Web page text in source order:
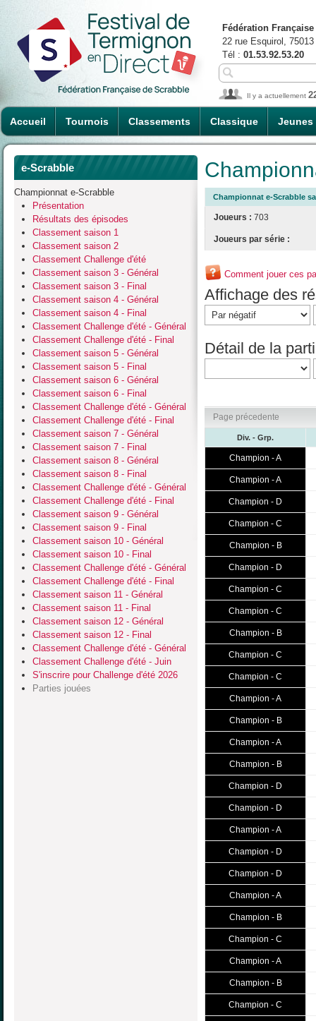
Accueil Tournois Classements Classique Jeunes
Fédération
22 rue Esquirol,
Tél : 01.53.92.53.20
Il y a actuellement
e-Scrabble
Championnat e-Scrabble
Présentation
Résultats des épisodes
Classement saison 1
Classement saison 2
Classement Challenge d'été
Classement saison 3 - Général
Classement saison 3 - Final
Classement saison 4 - Général
Classement saison 4 - Final
Classement Challenge d'été - Général
Classement Challenge d'été - Final
Classement saison 5 - Général
Classement saison 5 - Final
Classement saison 6 - Général
Classement saison 6 - Final
Classement Challenge d'été - Général
Classement Challenge d'été - Final
Classement saison 7 - Général
Classement saison 7 - Final
Classement saison 8 - Général
Classement saison 8 - Final
Classement Challenge d'été - Général
Classement Challenge d'été - Final
Classement saison 9 - Général
Classement saison 9 - Final
Classement saison 10 - Général
Classement saison 10 - Final
Classement Challenge d'été - Général
Classement Challenge d'été - Final
Classement saison 11 - Général
Classement saison 11 - Final
Classement saison 12 - Général
Classement saison 12 - Final
Classement Challenge d'été - Général
Classement Challenge d'été - Juin
S'inscrire pour Challenge d'été 2026
Parties jouées
Championnat e-Scrabble
Joueurs : 703
Joueurs par série :
Comment jouer ces
Affichage des
Détail de la
Page précedente
Div. - Grp.
Champion - A
Champion - A
Champion - D
Champion - C
Champion - B
Champion - D
Champion - C
Champion - C
Champion - B
Champion - C
Champion - C
Champion - A
Champion - B
Champion - A
Champion - B
Champion - D
Champion - D
Champion - A
Champion - D
Champion - D
Champion - A
Champion - B
Champion - C
Champion - A
Champion - B
Champion - C